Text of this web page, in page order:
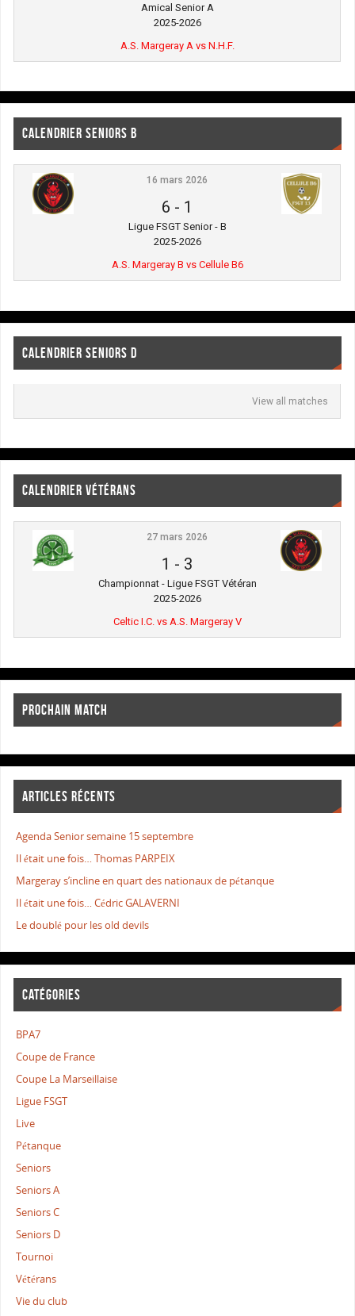
Amical Senior A
2025-2026
A.S. Margeray A vs N.H.F.
CALENDRIER SENIORS B
16 mars 2026
6 - 1
Ligue FSGT Senior - B
2025-2026
A.S. Margeray B vs Cellule B6
CALENDRIER SENIORS D
View all matches
CALENDRIER VÉTÉRANS
27 mars 2026
1 - 3
Championnat - Ligue FSGT Vétéran
2025-2026
Celtic I.C. vs A.S. Margeray V
PROCHAIN MATCH
ARTICLES RÉCENTS
Agenda Senior semaine 15 septembre
Il était une fois… Thomas PARPEIX
Margeray s’incline en quart des nationaux de pétanque
Il était une fois… Cédric GALAVERNI
Le doublé pour les old devils
CATÉGORIES
BPA7
Coupe de France
Coupe La Marseillaise
Ligue FSGT
Live
Pétanque
Seniors
Seniors A
Seniors C
Seniors D
Tournoi
Vétérans
Vie du club